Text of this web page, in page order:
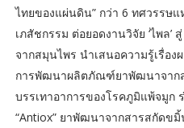
ไทยของแผ่นดิน” กว่า 6 ทศวรรษ
เภสัชกรรม ต่อยอดงานวิจัย ‘ไพล
จากสมุนไพร นำเสนอความรู้เรื่อ
การพัฒนาผลิตภัณฑ์ยาพัฒนาจาก
บรรเทาอาการของโรคภูมิแพ้จมูก
“Antiox” ยาพัฒนาจากสารสกัด